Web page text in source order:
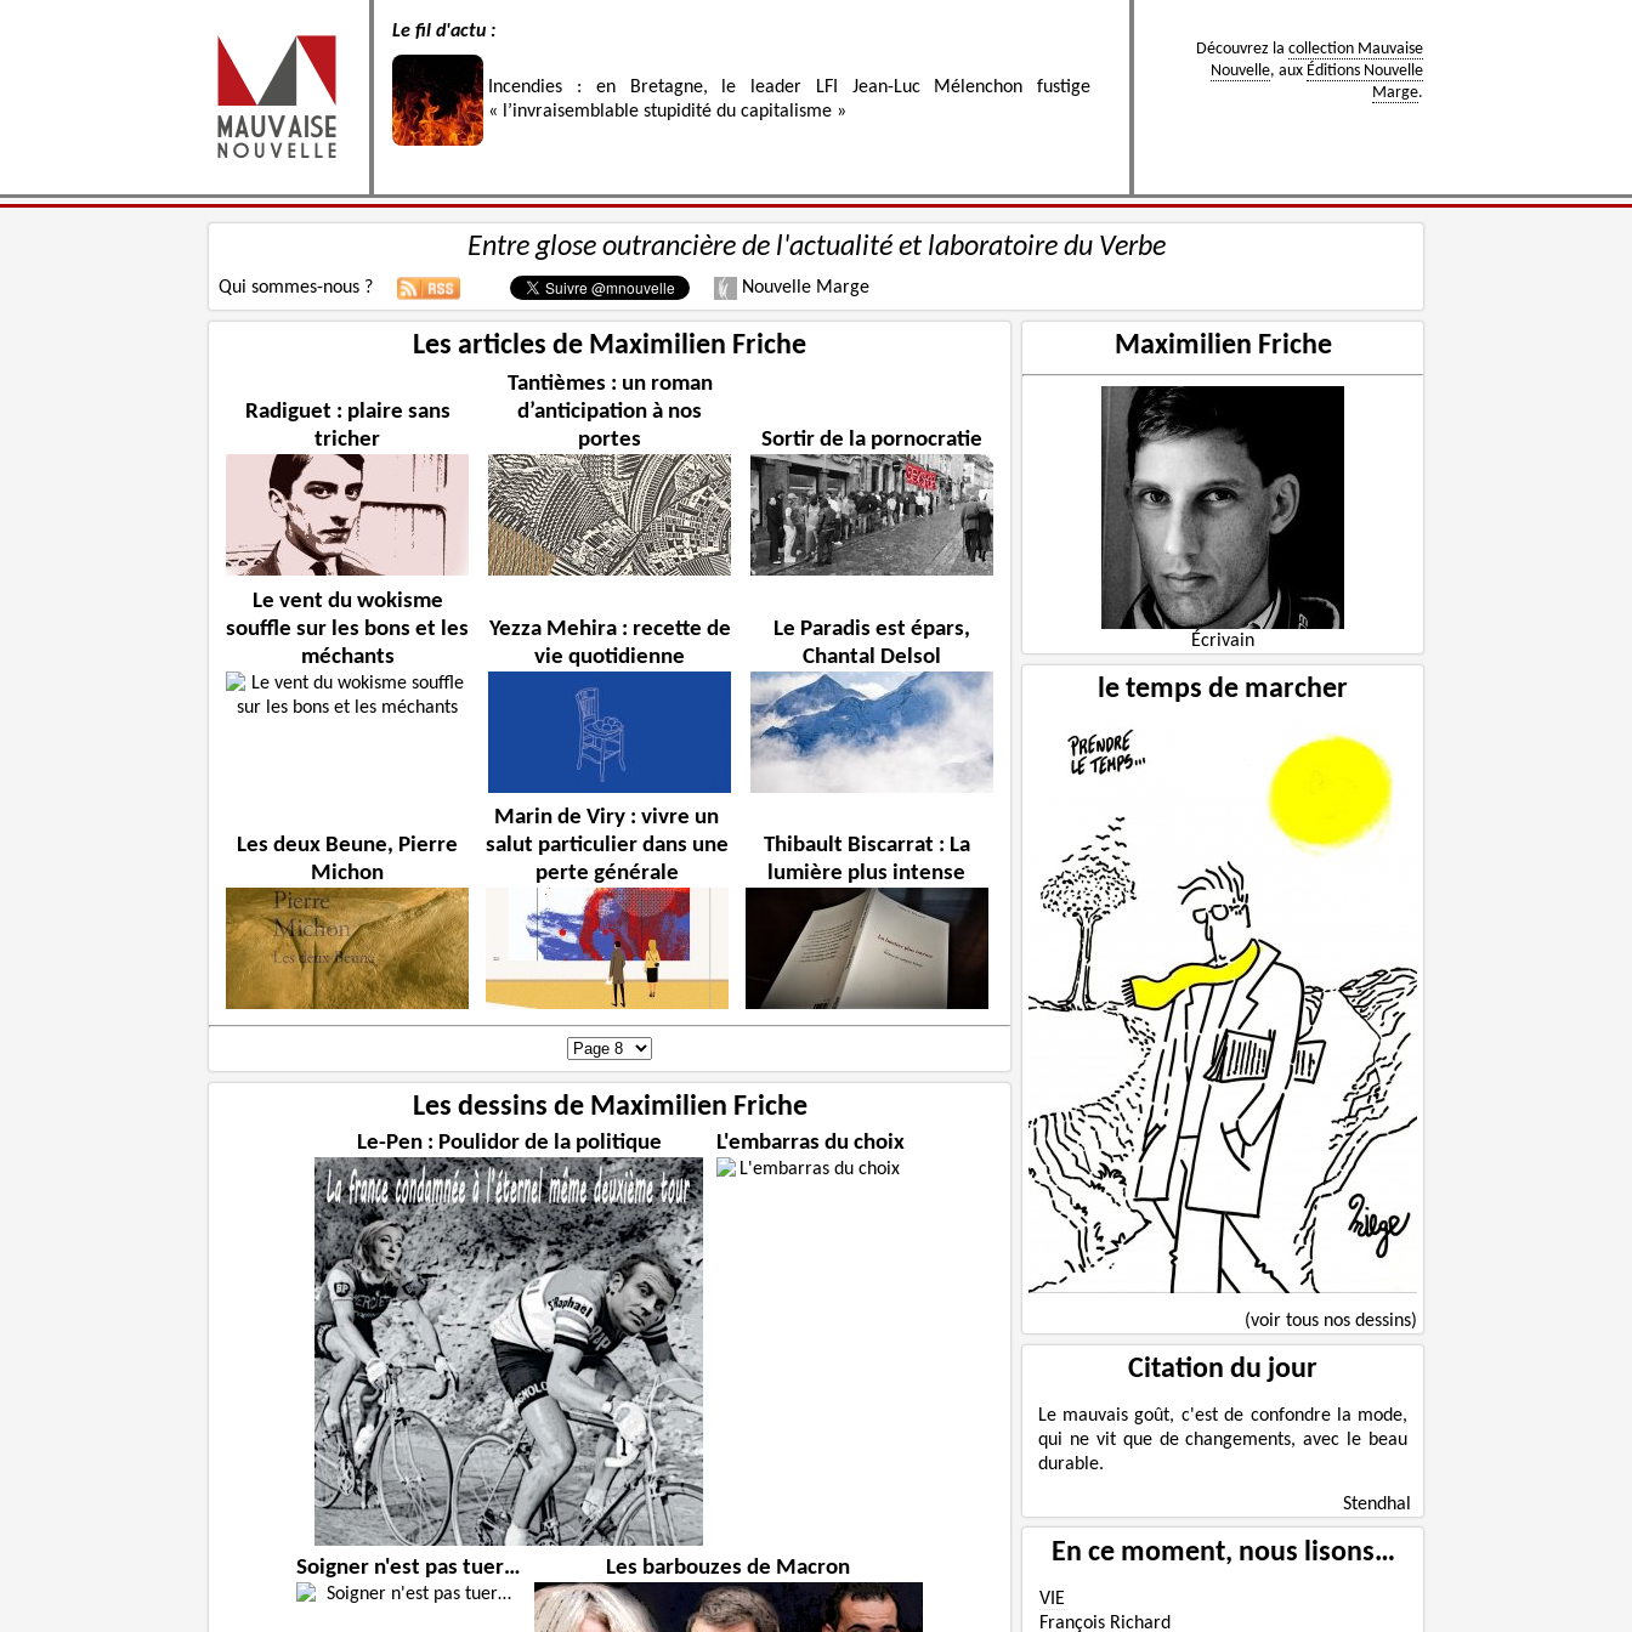
Le fil d'actu :
Incendies : en Bretagne, le leader LFI Jean-Luc Mélenchon fustige
« l’invraisemblable stupidité du capitalisme »
Découvrez la collection Mauvaise
Nouvelle, aux Éditions Nouvelle
Marge.
Entre glose outrancière de l'actualité et laboratoire du Verbe
Qui sommes-nous ? Nouvelle Marge
Les articles de Maximilien Friche
Radiguet : plaire sans
tricher
Tantièmes : un roman
d’anticipation à nos
portes
Sortir de la pornocratie
Le vent du wokisme
souffle sur les bons et les
méchants
Yezza Mehira : recette de
vie quotidienne
Le Paradis est épars,
Chantal Delsol
Les deux Beune, Pierre
Michon
Marin de Viry : vivre un
salut particulier dans une
perte générale
Thibault Biscarrat : La
lumière plus intense
Les dessins de Maximilien Friche
Le-Pen : Poulidor de la politique L'embarras du choix
Soigner n'est pas tuer… Les barbouzes de Macron
Maximilien Friche
Écrivain
le temps de marcher
(voir tous nos dessins)
Citation du jour
Le mauvais goût, c'est de confondre la mode,
qui ne vit que de changements, avec le beau
durable.
Stendhal
En ce moment, nous lisons…
VIE
François Richard